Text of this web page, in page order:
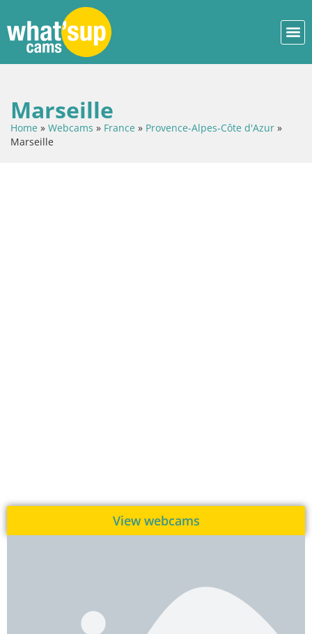
Marseille
Home » Webcams » France » Provence-Alpes-Côte d'Azur »
Marseille
View webcams